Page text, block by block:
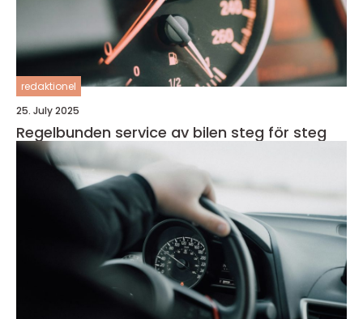
redaktionel
25. July 2025
Regelbunden service av bilen steg för steg